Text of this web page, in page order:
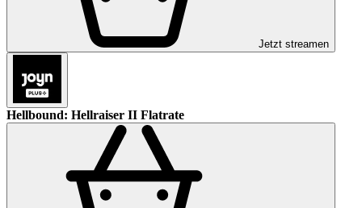
Jetzt streamen
Hellbound: Hellraiser II Flatrate